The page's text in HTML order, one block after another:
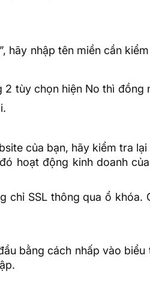
hãy nhập tên miền cần
tùy chọn hiện No thì đồng
của bạn, hãy kiểm tra
hoạt động kinh doanh
chỉ SSL thông qua ổ khóa.
bằng cách nhấp vào